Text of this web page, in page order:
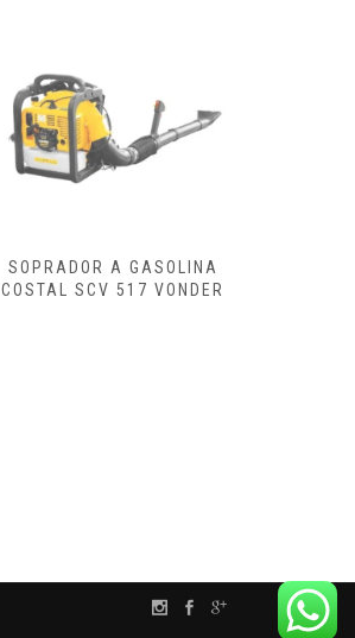
SOPRADOR A GASOLINA
COSTAL SCV 517 VONDER